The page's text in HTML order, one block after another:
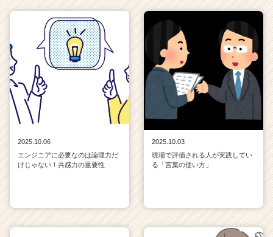
2025.10.06
エンジニアに必要なのは論理力だ
けじゃない！共感力の重要性
2025.10.03
現場で評価される人が実践してい
る「言葉の使い方」